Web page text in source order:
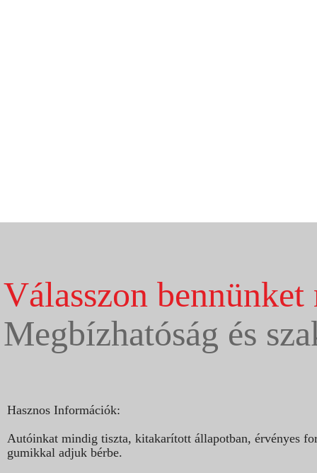
Válasszon bennünket
Megbízhatóság és
Hasznos Információk:
Autóinkat mindig tiszta, kitakarított állapotban, érvényes
gumikkal adjuk bérbe.